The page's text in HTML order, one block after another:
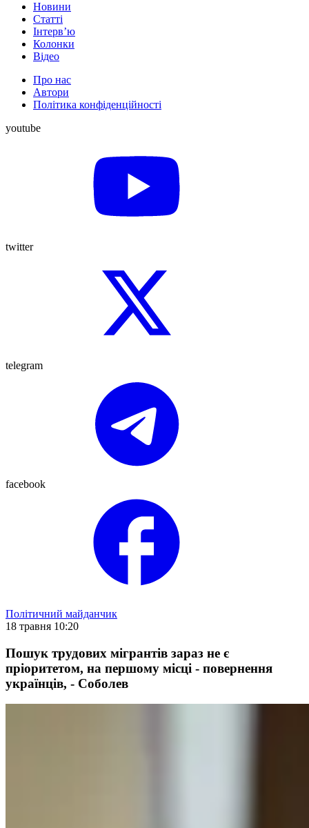
Новини
Статті
Інтерв’ю
Колонки
Відео
Про нас
Автори
Політика конфіденційності
youtube
twitter
telegram
facebook
Політичний майданчик
18 травня 10:20
Пошук трудових мігрантів зараз не є
пріоритетом, на першому місці - повернення
українців, - Соболев